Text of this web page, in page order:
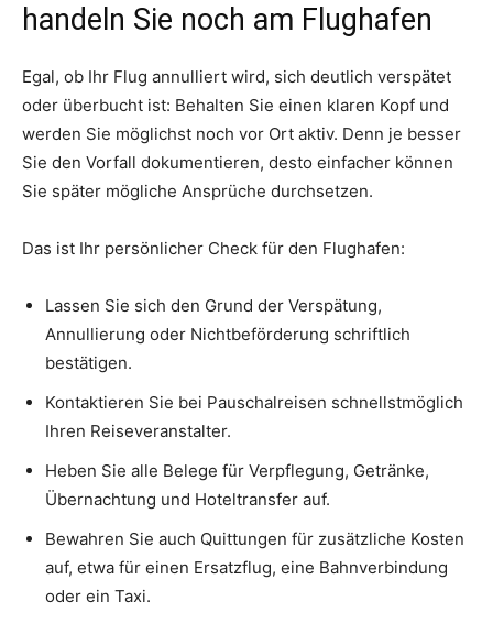
handeln Sie noch am Flughafen
Egal, ob Ihr Flug annulliert wird, sich deutlich verspätet
oder überbucht ist: Behalten Sie einen klaren Kopf und
werden Sie möglichst noch vor Ort aktiv. Denn je besser
Sie den Vorfall dokumentieren, desto einfacher können
Sie später mögliche Ansprüche durchsetzen.
Das ist Ihr persönlicher Check für den Flughafen:
Lassen Sie sich den Grund der Verspätung,
Annullierung oder Nichtbeförderung schriftlich
bestätigen.
Kontaktieren Sie bei Pauschalreisen schnellstmöglich
Ihren Reiseveranstalter.
Heben Sie alle Belege für Verpflegung, Getränke,
Übernachtung und Hoteltransfer auf.
Bewahren Sie auch Quittungen für zusätzliche Kosten
auf, etwa für einen Ersatzflug, eine Bahnverbindung
oder ein Taxi.